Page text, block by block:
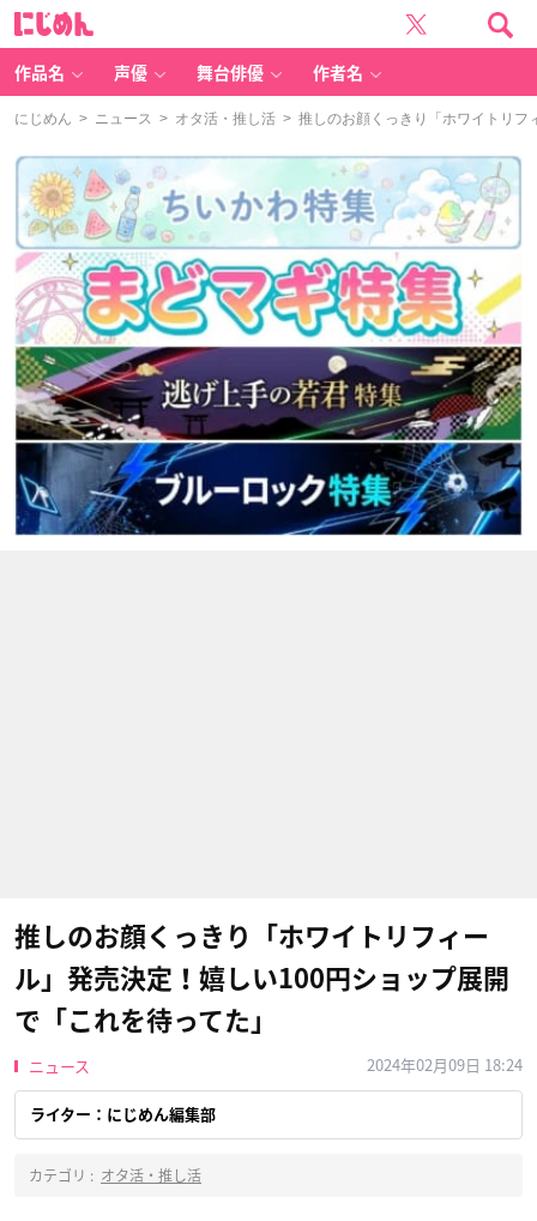
作品名 声優 舞台俳優 作者名
にじめん > ニュース > オタ活・推し活 > 推しのお顔くっきり「ホワイトリフ
推しのお顔くっきり「ホワイトリフィー
ル」発売決定！嬉しい100円ショップ展開
で「これを待ってた」
ニュース 2024年02月09日 18:24
ライター：にじめん編集部
カテゴリ : オタ活・推し活